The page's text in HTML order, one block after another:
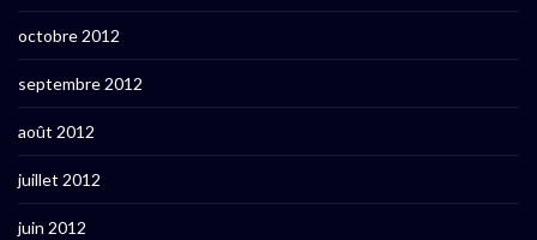
octobre 2012
septembre 2012
août 2012
juillet 2012
juin 2012